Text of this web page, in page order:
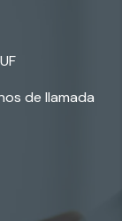
de llamada